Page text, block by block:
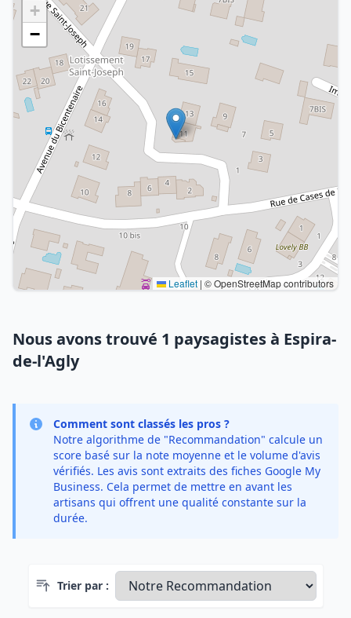
+
−
Leaflet | © OpenStreetMap contributors
Nous avons trouvé 1 paysagistes à Espira-
de-l'Agly
Comment sont classés les pros ?
Notre algorithme de "Recommandation" calcule un
score basé sur la note moyenne et le volume d'avis
vérifiés. Les avis sont extraits des fiches Google My
Business. Cela permet de mettre en avant les
artisans qui offrent une qualité constante sur la
durée.
Trier par :